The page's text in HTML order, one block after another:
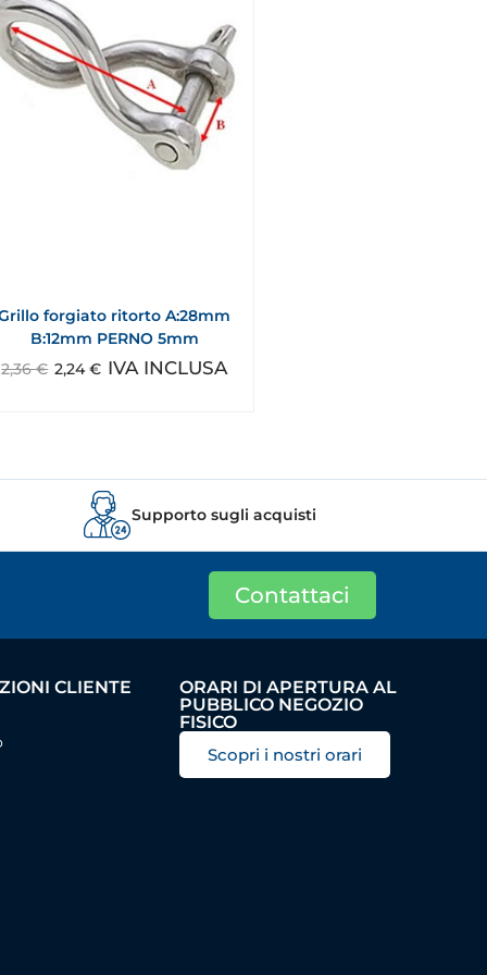
forgiato ritorto A:28mm
B:12mm PERNO 5mm
2,36€ 2,24€ IVA INCLUSA
Supporto sugli acquisti
Contattaci
CLIENTE
ORARI DI APERTURA AL
PUBBLICO NEGOZIO
FISICO
Scopri i nostri orari